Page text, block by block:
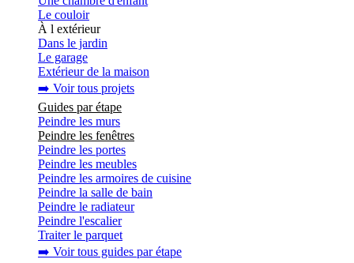
Le couloir
À l extérieur
Dans le jardin
Le garage
Extérieur de la maison
➡️ Voir tous projets
Guides par étape
Peindre les murs
Peindre les fenêtres
Peindre les portes
Peindre les meubles
Peindre les armoires de cuisine
Peindre la salle de bain
Peindre le radiateur
Peindre l'escalier
Traiter le parquet
➡️ Voir tous guides par étape